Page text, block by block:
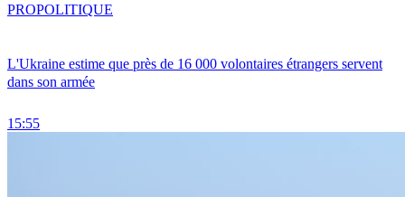
L'Ukraine estime que près de 16 000 volontaires étrangers servent
dans son armée
15:55
PROPOLITIQUE